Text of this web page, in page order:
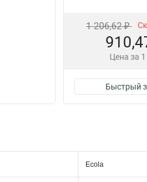
1 206,62 ₽
Цена за
Быстрый
Ecola